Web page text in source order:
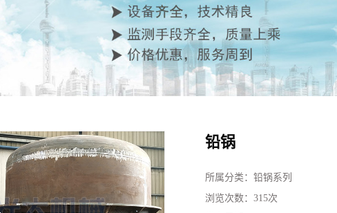
铅锅
所属分类：铅锅系列
浏览次数：315次